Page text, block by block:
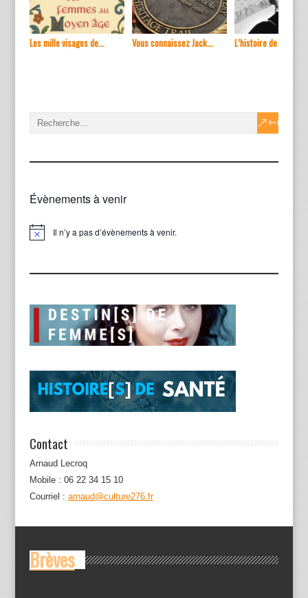
Les mille visages de... Vous connaissez Jack... L’histoire de ...
Évènements à venir
Notice Il n’y a pas d’évènements à venir.
Contact
Arnaud Lecroq
Mobile : 06 22 34 15 10
Courriel : arnaud@culture276.fr
Brèves